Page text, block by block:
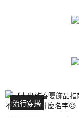
流行穿搭